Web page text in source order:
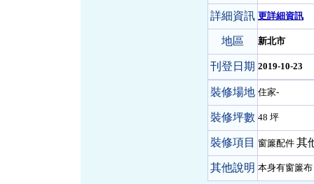
詳細資訊 更詳細資訊
地區 新北市
刊登日期 2019-10-23
裝修場地 住家-
裝修坪數 48 坪
裝修項目 窗簾配件 其
其他說明 本身有窗簾